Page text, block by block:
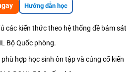
Hướng dẫn học
các kiến thức theo hệ thống đề bám sát
Bộ Quốc phòng.
hợp học sinh ôn tập và củng cố kiến